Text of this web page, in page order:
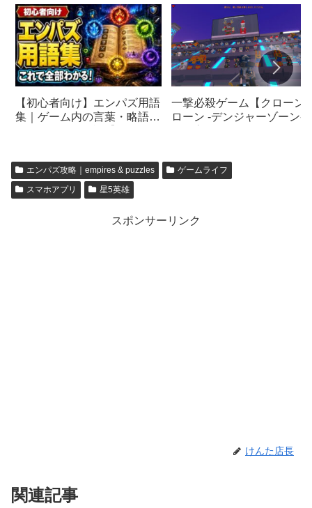
【初心者向け】エンパズ用語
集｜ゲーム内の言葉・略語を
一撃必殺ゲーム【クローン
ローン -デンジャーゾーン-
エンパズ攻略｜empires & puzzles
ゲームライフ
スマホアプリ
星5英雄
スポンサーリンク
けんた店長
関連記事